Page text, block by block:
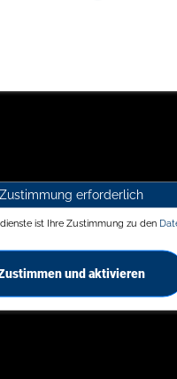
Zustimmung erforderlich
ist Ihre Zustimmung zu den
und aktivieren